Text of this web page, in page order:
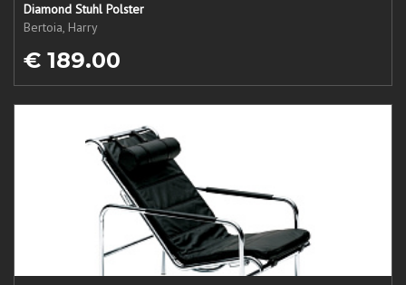
Diamond Stuhl Polster
Bertoia, Harry
€ 189.00